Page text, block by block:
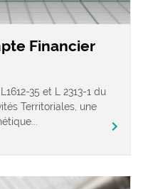
Financier
35 et L 2313-1 du
Territoriales, une
chevron_right